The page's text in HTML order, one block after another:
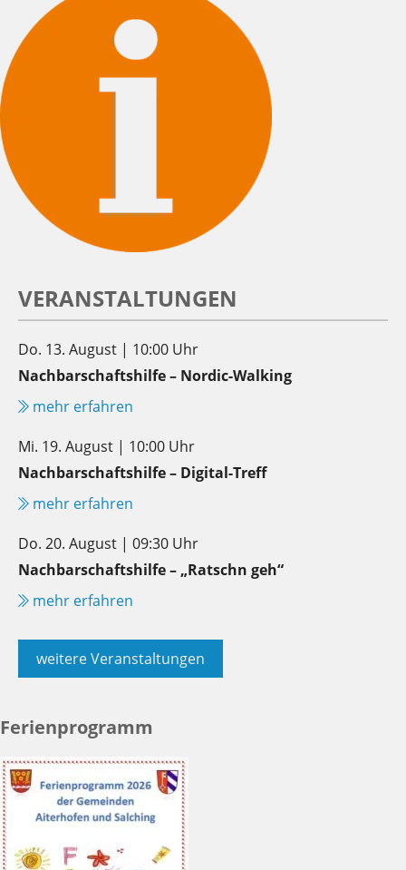
VERANSTALTUNGEN
Do. 13. August | 10:00 Uhr
Nachbarschaftshilfe – Nordic-Walking
mehr erfahren
Mi. 19. August | 10:00 Uhr
Nachbarschaftshilfe – Digital-Treff
mehr erfahren
Do. 20. August | 09:30 Uhr
Nachbarschaftshilfe – „Ratschn geh“
mehr erfahren
weitere Veranstaltungen
Ferienprogramm